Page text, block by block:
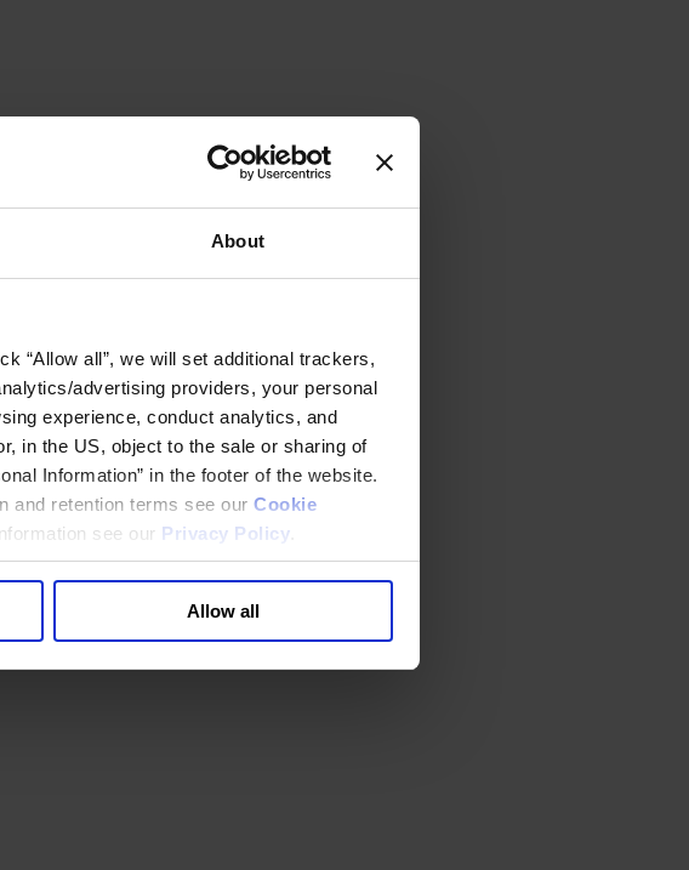
About
“Allow all”, we will set additional trackers,
advertising providers, your personal
experience, conduct analytics, and
in the US, object to the sale or sharing of
Information” in the footer of the website.
and retention terms see our Cookie
see our Privacy Policy
Allow all